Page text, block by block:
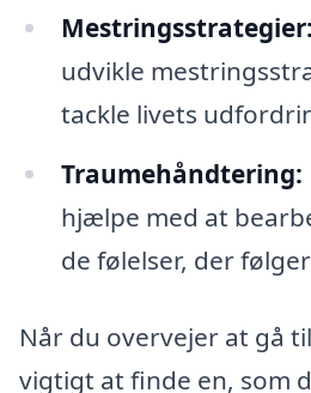
Mestringsstrategier:
udvikle
tackle livets
Traumehåndtering:
hjælpe med at
de følelser, der
Når du overvejer at gå
vigtigt at finde en, som